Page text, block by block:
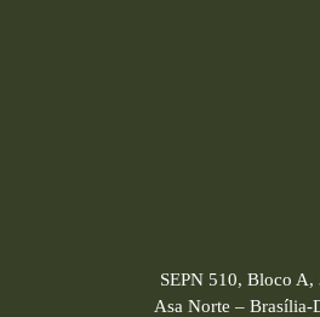
SEPN 510, Bloco A,
Asa Norte – Brasília-